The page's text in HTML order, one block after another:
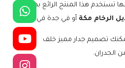
تستخدم هذا المنتج الرائع بطرق
الرخام مكة أو في جدة في:
تصميم جدار مميز خلف
الجدران.